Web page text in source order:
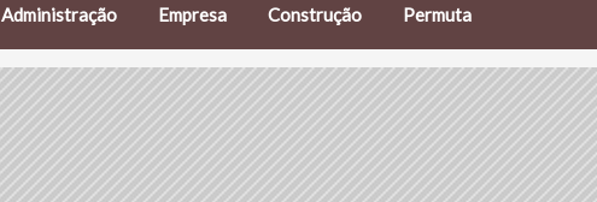
Administração Empresa Construção Permuta